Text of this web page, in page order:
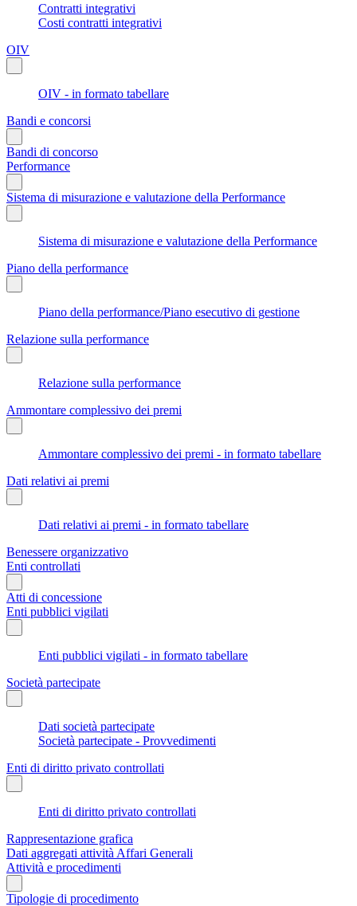
Contratti integrativi
Costi contratti integrativi
OIV
OIV - in formato tabellare
Bandi e concorsi
Bandi di concorso
Performance
Sistema di misurazione e valutazione della Performance
Sistema di misurazione e valutazione della Performance
Piano della performance
Piano della performance/Piano esecutivo di gestione
Relazione sulla performance
Relazione sulla performance
Ammontare complessivo dei premi
Ammontare complessivo dei premi - in formato tabellare
Dati relativi ai premi
Dati relativi ai premi - in formato tabellare
Benessere organizzativo
Enti controllati
Atti di concessione
Enti pubblici vigilati
Enti pubblici vigilati - in formato tabellare
Società partecipate
Dati società partecipate
Società partecipate - Provvedimenti
Enti di diritto privato controllati
Enti di diritto privato controllati
Rappresentazione grafica
Dati aggregati attività Affari Generali
Attività e procedimenti
Tipologie di procedimento